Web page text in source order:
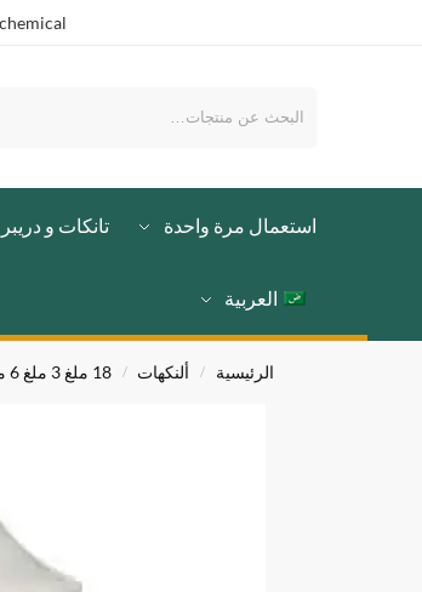
استعمال مرة واحدة تانكات و
العربية
الرئيسية / ألنكهات / 18 ملغ 3 ملغ 6 ملغ 12 ملغ